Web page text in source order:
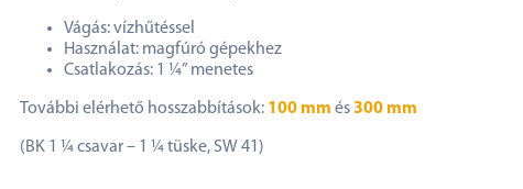
Vágás: vízhűtéssel
Használat: magfúró gépekhez
Csatlakozás: 1 ¼” menetes
További elérhető hosszabbítások: 100 mm és300 mm
(BK 1 ¼ csavar – 1 ¼ tüske, SW 41)